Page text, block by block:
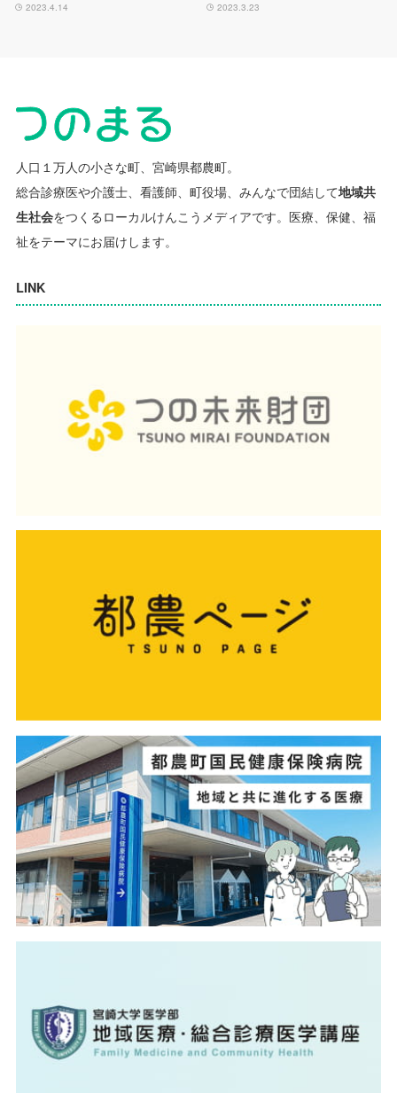
2023.4.14 2023.3.23
人口１万人の小さな町、宮崎県都農町。
総合診療医や介護士、看護師、町役場、みんなで団結して地域共
生社会をつくるローカルけんこうメディアです。 医療、保健、福
祉をテーマにお届けします。
LINK